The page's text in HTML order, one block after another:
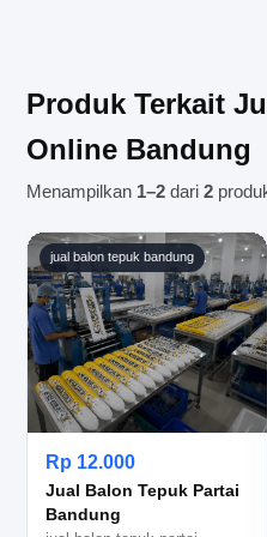
Produk Terkait
Online Bandung
Menampilkan 1–2 dari2
jual balon tepuk bandung
Rp 12.000
Jual Balon Tepuk Partai
Bandung